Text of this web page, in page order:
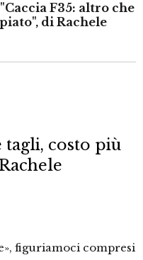
"Caccia F35: altro che
di Rachele
tagli, costo più
figuriamoci compresi